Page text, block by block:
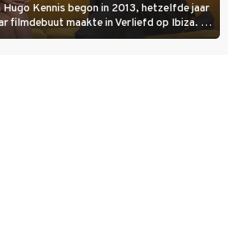
Kennis begon in 2013, hetzelfde jaar
filmdebuut maakte in Verliefd op Ibiza. In
duidelijk wat ze nog meer weten van het